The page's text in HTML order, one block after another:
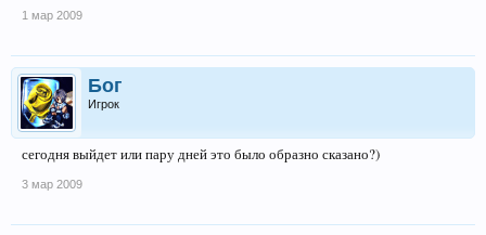
1 мар 2009
Бог
Игрок
сегодня выйдет или пару дней это было образно сказано?)
3 мар 2009